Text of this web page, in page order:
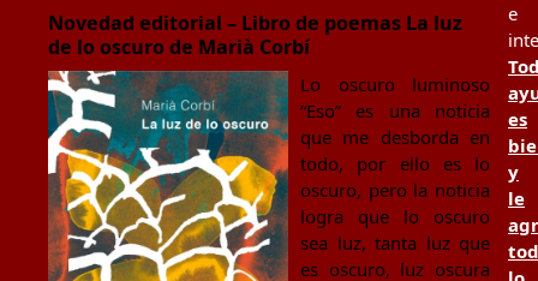
Novedad editorial – Libro de poemas La luz
de lo oscuro de Marià Corbí
Lo oscuro luminoso
“Eso” es una noticia
que me desborda en
todo, por ello es lo
oscuro, pero la noticia
logra que lo oscuro
sea luz, tanta luz que
es oscuro, luz oscura
e
es
y
le